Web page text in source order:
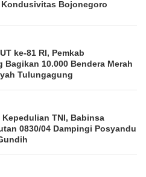
Bojonegoro
ke-81 RI, Pemkab
Bagikan 10.000 Bendera Merah
Tulungagung
TNI, Babinsa
0830/04 Dampingi Posyandu